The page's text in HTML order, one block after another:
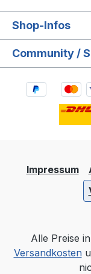
Shop-Infos
Community /
Impressum
Alle Preise
Versandkosten